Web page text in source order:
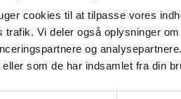
cookies til at tilpasse vores
trafik. Vi deler også oplysninger
og
eller som de har indsamlet fra din
Rikke Løje Rentsch
og
For